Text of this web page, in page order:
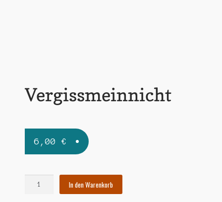
Vergissmeinnicht
6,00 €
In den Warenkorb